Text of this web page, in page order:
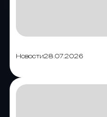
Новости28.07.2026